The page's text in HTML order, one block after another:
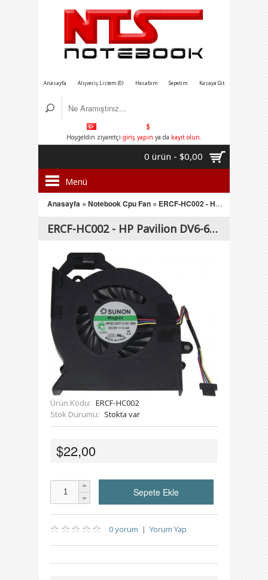
Anasayfa Alışveriş Listem (0) Hesabım Sepetim Kasaya Git
$
Hoşgeldin ziyaretçi giriş yapın ya da kayıt olun.
0 ürün - $0,00
Menü
Anasayfa »Notebook Cpu Fan » ERCF-HC002 - HP Pavilion DV6-6000,DV6-6100, DV7-6000 Serisi Notebook Cpu Fan
ERCF-HC002 - HP Pavilion DV6-6000,DV6-6100, DV7-6000 Serisi Notebook Cpu Fan
Ürün Kodu: ERCF-HC002
Stok Durumu: Stokta var
$22,00
0 yorum | Yorum Yap